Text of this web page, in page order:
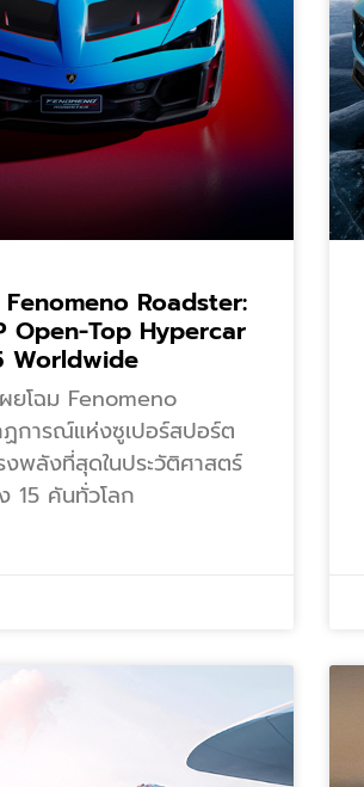
Roadster:
Open-Top Hypercar
Worldwide
ยโฉม Fenomeno
การณ์แห่งซูเปอร์สปอร์ต
งพลังที่สุดในประวัติศาสตร์
15 คันทั่วโลก